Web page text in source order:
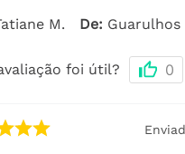
M. De: Guarulhos
foi útil? 0